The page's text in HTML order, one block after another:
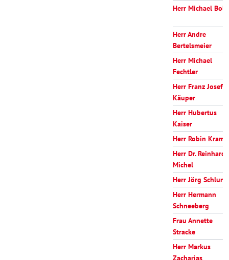
Herr Michael
Herr Andre
Bertelsmeier
Herr Michael
Fechtler
Herr Franz Josef
Käuper
Herr Hubertus
Kaiser
Herr Robin
Herr Dr. Reinhard
Michel
Herr Jörg Schlune
Herr Hermann
Schneeberg
Frau Annette
Stracke
Herr Markus
Zacharias